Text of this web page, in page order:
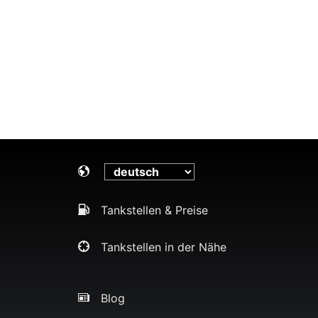
Tankstellen & Preise
Tankstellen in der Nähe
Blog